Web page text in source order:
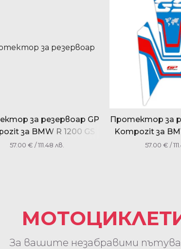
за резервоар GP
за BMW R 1200 GS
2013-2023
57.00€ / 111.48 лв.
Протектор за
Kompozit за
2013-
57.00 € /
За вашите незабравими